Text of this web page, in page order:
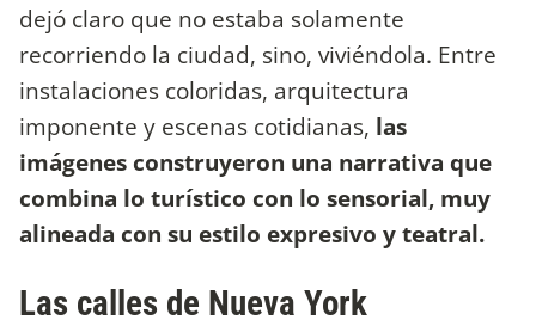
dejó claro que no estaba solamente
recorriendo la ciudad, sino, viviéndola. Entre
instalaciones coloridas, arquitectura
imponente y escenas cotidianas, las
imágenes construyeron una narrativa que
combina lo turístico con lo sensorial, muy
alineada con su estilo expresivo y teatral.
Las calles de Nueva York